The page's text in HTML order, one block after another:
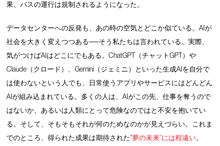
果、バスの運行は規制されるようになった。
データセンターへの反発も、あの時の空気とどこか似ている。AIが
社会を大きく変えつつある──そう私たちは言われている。実際、
気がつけばAIはどこにでもある。ChatGPT（チャットGPT）や
Claude（クロード）、Gemini（ジェミニ）といった生成AIを自分で
は使わないという人でも、日常使うアプリやサービスにはどんどん
AIが組み込まれている。多くの人は、AIがこの先、仕事を奪うので
はないか、あるいは人類にとって危険なのではと不安を抱いてい
る。そして、そもそもそれが何のためなのかが見えづらい。これま
でのところ、得られた成果は期待された“夢の未来”には程遠い。